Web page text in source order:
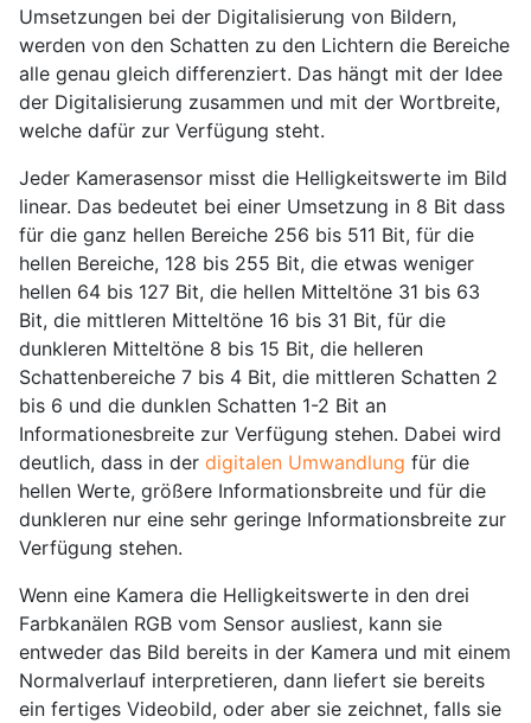
Umsetzungen bei der Digitalisierung von Bildern,
werden von den Schatten zu den Lichtern die Bereiche
alle genau gleich differenziert. Das hängt mit der Idee
der Digitalisierung zusammen und mit der Wortbreite,
welche dafür zur Verfügung steht.
Jeder Kamerasensor misst die Helligkeitswerte im Bild
linear. Das bedeutet bei einer Umsetzung in 8 Bit dass
für die ganz hellen Bereiche 256 bis 511 Bit, für die
hellen Bereiche, 128 bis 255 Bit, die etwas weniger
hellen 64 bis 127 Bit, die hellen Mitteltöne 31 bis 63
Bit, die mittleren Mitteltöne 16 bis 31 Bit, für die
dunkleren Mitteltöne 8 bis 15 Bit, die helleren
Schattenbereiche 7 bis 4 Bit, die mittleren Schatten 2
bis 6 und die dunklen Schatten 1-2 Bit an
Informationesbreite zur Verfügung stehen. Dabei wird
deutlich, dass in der digitalen Umwandlung für die
hellen Werte, größere Informationsbreite und für die
dunkleren nur eine sehr geringe Informationsbreite zur
Verfügung stehen.
Wenn eine Kamera die Helligkeitswerte in den drei
Farbkanälen RGB vom Sensor ausliest, kann sie
entweder das Bild bereits in der Kamera und mit einem
Normalverlauf interpretieren, dann liefert sie bereits
ein fertiges Videobild, oder aber sie zeichnet, falls sie